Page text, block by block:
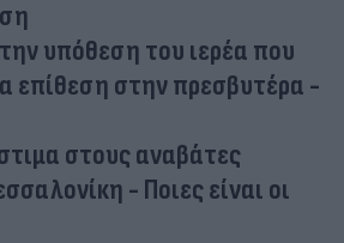
υπόθεση του ιερέα που
επίθεση στην πρεσβυτέρα -
στους αναβάτες
- Ποιες είναι οι